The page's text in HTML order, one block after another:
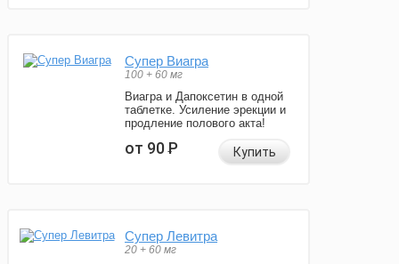
Супер Виагра
100 + 60 мг
Виагра и Дапоксетин в одной
таблетке. Усиление эрекции и
продление полового акта!
от 90Р Купить
Супер Левитра
20 + 60 мг